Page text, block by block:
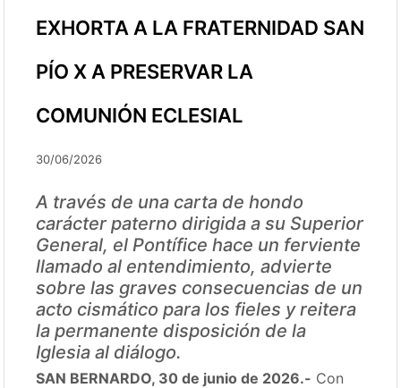
EXHORTA A LA FRATERNIDAD SAN
PÍO X A PRESERVAR LA
COMUNIÓN ECLESIAL
30/06/2026
A través de una carta de hondo
carácter paterno dirigida a su Superior
General, el Pontífice hace un ferviente
llamado al entendimiento, advierte
sobre las graves consecuencias de un
acto cismático para los fieles y reitera
la permanente disposición de la
Iglesia al diálogo.
SAN BERNARDO, 30 de junio de 2026.- Con